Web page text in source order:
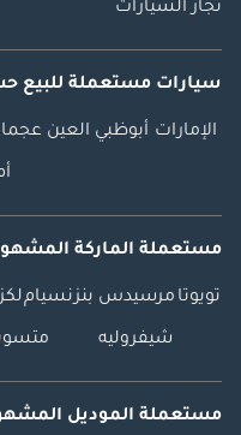
تجار السيارات
سيارات مستعملة للبيع
الإمارات أبوظبي العين
مستعملة الماركة
تويوتا مرسيدس بنزنسيام
شيفروليه
مستعملة الموديل